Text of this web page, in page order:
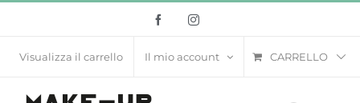
contenuto
FacebookInstagram
Visualizza il carrello Il mio account CARRELLO